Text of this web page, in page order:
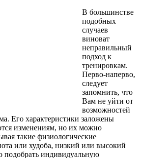
В большинстве
подобных
случаев
виноват
неправильный
подход к
тренировкам.
Перво-наперво,
следует
запомнить, что
Вам не уйти от
возможностей
Его характеристики заложены
изменениям, но их можно
такие физиологические
или худоба, низкий или высокий
подобрать индивидуальную